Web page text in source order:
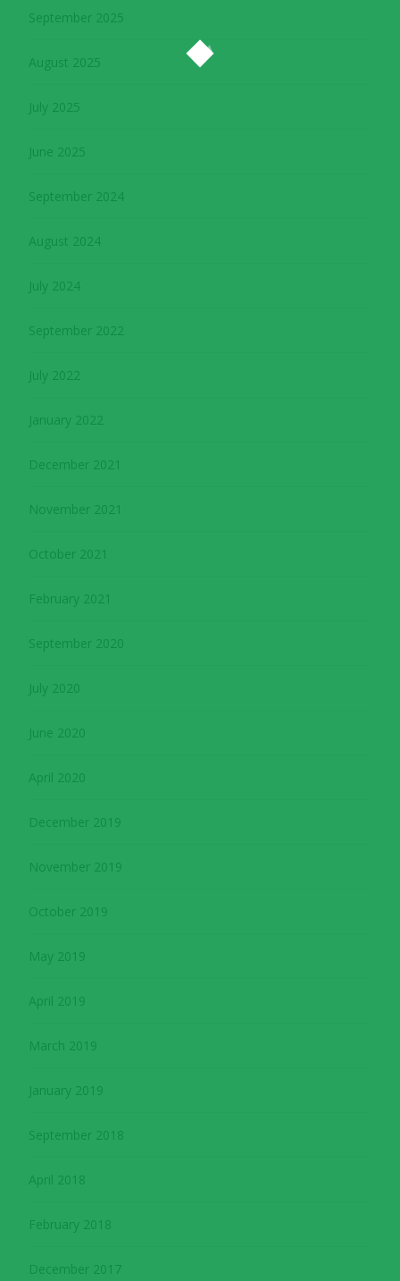
September 2025
August 2025
July 2025
June 2025
September 2024
August 2024
July 2024
September 2022
July 2022
January 2022
December 2021
November 2021
October 2021
February 2021
September 2020
July 2020
June 2020
April 2020
December 2019
November 2019
October 2019
May 2019
April 2019
March 2019
January 2019
September 2018
April 2018
February 2018
December 2017